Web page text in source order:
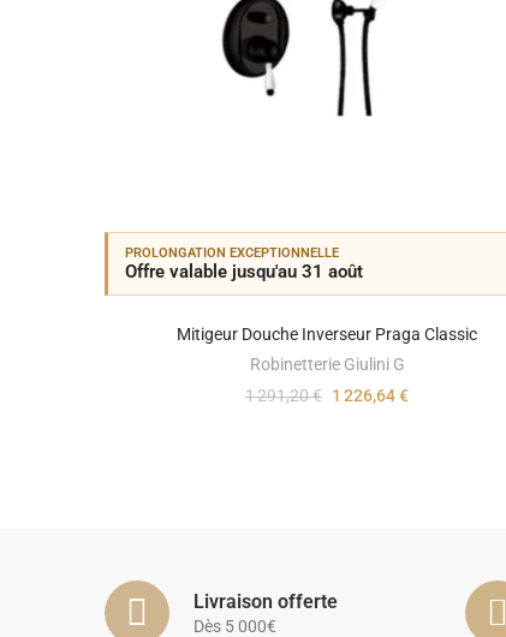
PROLONGATION EXCEPTIONNELLE
Offre valable jusqu'au 31 août
Mitigeur Douche Inverseur Praga Classic
Robinetterie Giulini G
1 291,20 € 1 226,64 €
Livraison offerte
Dès 5 000€